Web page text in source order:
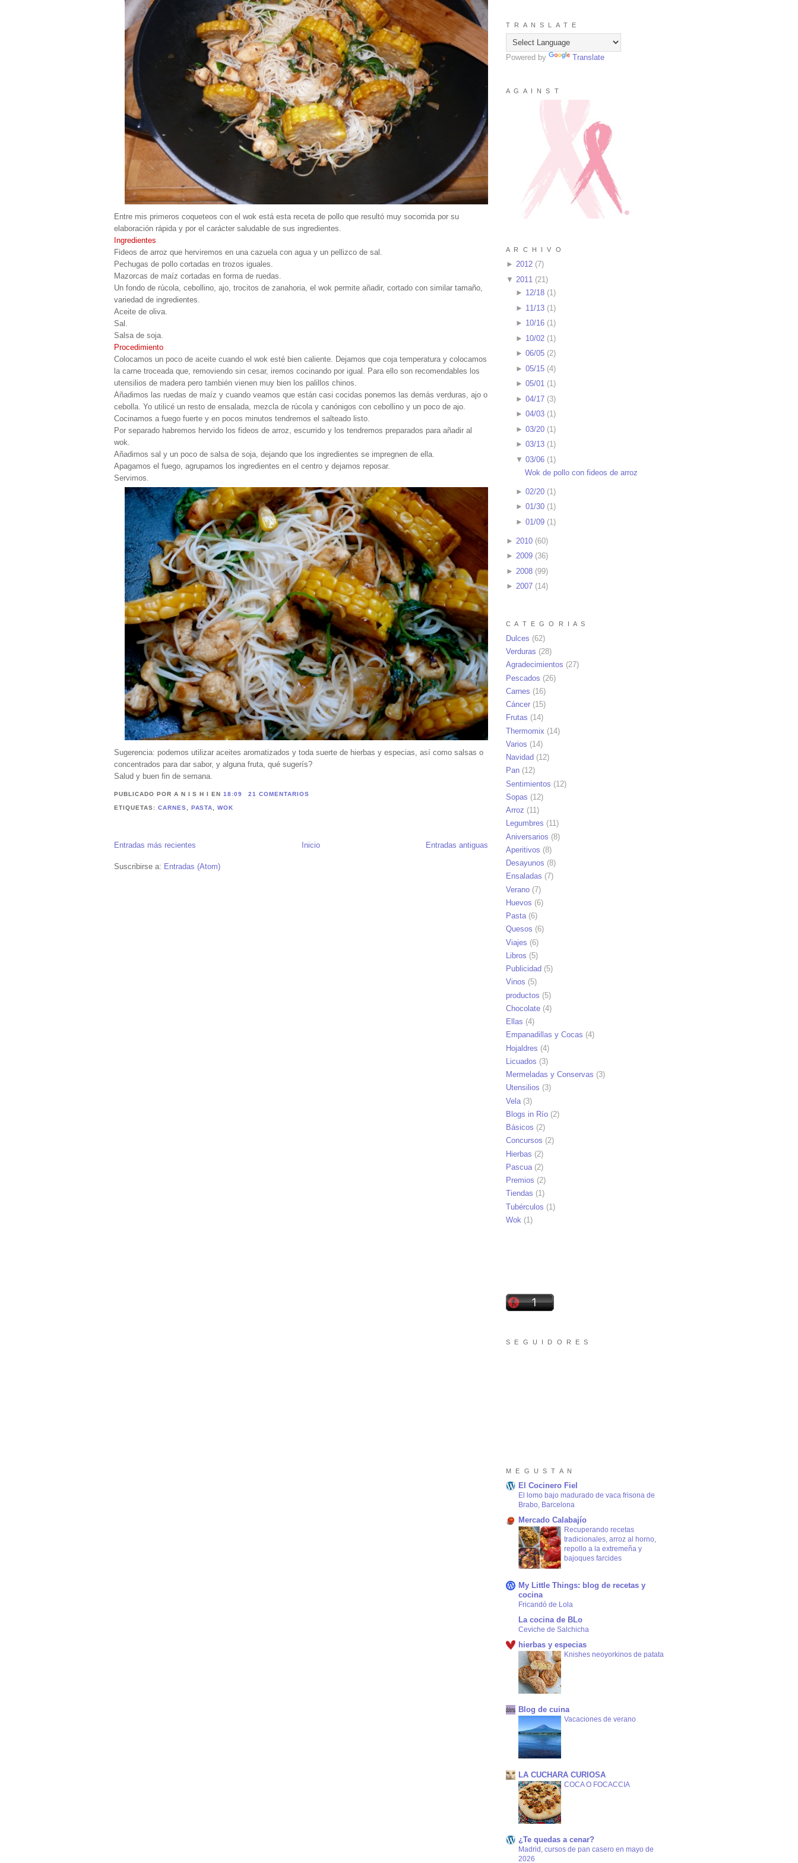
Entre mis primeros coqueteos con el wok está esta receta de pollo que resultó muy socorrida por su
elaboración rápida y por el carácter saludable de sus ingredientes.
Ingredientes
Fideos de arroz que herviremos en una cazuela con agua y un pellizco de sal.
Pechugas de pollo cortadas en trozos iguales.
Mazorcas de maíz cortadas en forma de ruedas.
Un fondo de rúcola, cebollino, ajo, trocitos de zanahoria, el wok permite añadir, cortado con similar tamaño,
variedad de ingredientes.
Aceite de oliva.
Sal.
Salsa de soja.
Procedimiento
Colocamos un poco de aceite cuando el wok esté bien caliente. Dejamos que coja temperatura y colocamos
la carne troceada que, removiendo sin cesar, iremos cocinando por igual. Para ello son recomendables los
utensilios de madera pero también vienen muy bien los palillos chinos.
Añadimos las ruedas de maíz y cuando veamos que están casi cocidas ponemos las demás verduras, ajo o
cebolla. Yo utilicé un resto de ensalada, mezcla de rúcola y canónigos con cebollino y un poco de ajo.
Cocinamos a fuego fuerte y en pocos minutos tendremos el salteado listo.
Por separado habremos hervido los fideos de arroz, escurrido y los tendremos preparados para añadir al
wok.
Añadimos sal y un poco de salsa de soja, dejando que los ingredientes se impregnen de ella.
Apagamos el fuego, agrupamos los ingredientes en el centro y dejamos reposar.
Servimos.
Sugerencia: podemos utilizar aceites aromatizados y toda suerte de hierbas y especias, así como salsas o
concentrados para dar sabor, y alguna fruta, qué sugerís?
Salud y buen fin de semana.
PUBLICADO POR A N I S H IEN18:09 21 COMENTARIOS
ETIQUETAS: CARNES PASTA ,WOK
Entradas más recientes Entradas antiguas
Inicio
Suscribirse a: Entradas (Atom)
T R A N S L A T E
Powered by Translate
A G A I N S T
A R C H I V O
► 2012 (7)
▼ 2011 (21 )
► 12/18(1)
► 11/13(1)
► 10/16(1)
► 10/02(1)
► 06/05(2)
► 05/15(4)
► 05/01(1)
► 04/17(3)
► 04/03(1)
► 03/20(1)
► 03/13(1)
▼ 03/06(1)
Wok de pollo con fideos de arroz
► 02/20(1 )
► 01/30(1)
► 01/09(1 )
► 2010 (60)
► 2009 (36)
► 2008 (99)
► 2007 (14)
C A T E G O R I A S
Dulces (62)
Verduras (28)
Agradecimientos (27)
Pescados (26)
Carnes (16)
Cáncer (15)
Frutas (14)
Thermomix (14)
Varios (14)
Navidad (12)
Pan (12)
Sentimientos (12)
Sopas (12)
Arroz (11)
Legumbres (11)
Aniversarios (8)
Aperitivos (8)
Desayunos (8)
Ensaladas (7)
Verano (7)
Huevos (6)
Pasta(6)
Quesos (6)
Viajes (6)
Libros (5)
Publicidad (5)
Vinos (5)
productos (5)
Chocolate (4)
Ellas (4)
Empanadillas y Cocas (4)
Hojaldres (4)
Licuados (3)
Mermeladas y Conservas (3)
Utensilios (3)
Vela (3)
Blogs in Río (2)
Básicos (2)
Concursos (2)
Hierbas (2)
Pascua (2)
Premios (2)
Tiendas (1)
Tubérculos (1)
Wok (1)
S E G U I D O R E S
M E G U S T A N
El Cocinero Fiel
El lomo bajo madurado de vaca frisona de
Brabo, Barcelona
Mercado Calabajío
Recuperando recetas
tradicionales, arroz al horno,
repollo a la extremeña y
bajoques farcides
My Little Things: blog de recetas y
cocina
Fricandó de Lola
La cocina de BLo
Ceviche de Salchicha
hierbas y especias
Knishes neoyorkinos de patata
Blog de cuina
Vacaciones de verano
LA CUCHARA CURIOSA
COCA O FOCACCIA
¿Te quedas a cenar?
Madrid, cursos de pan casero en mayo de
2026